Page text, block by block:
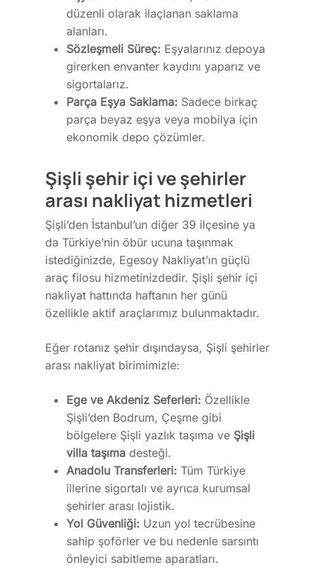
düzenli olarak ilaçlanan saklama
alanları.
Sözleşmeli Süreç: Eşyalarınız depoya
girerken envanter kaydını yaparız ve
sigortalarız.
Parça Eşya Saklama: Sadece birkaç
parça beyaz eşya veya mobilya için
ekonomik depo çözümler.
Şişli şehir içi ve şehirler
arası nakliyat hizmetleri
Şişli’den İstanbul’un diğer 39 ilçesine ya
da Türkiye’nin öbür ucuna taşınmak
istediğinizde, Egesoy Nakliyat’ın güçlü
araç filosu hizmetinizdedir. Şişli şehir içi
nakliyat hattında haftanın her günü
özellikle aktif araçlarımız bulunmaktadır.
Eğer rotanız şehir dışındaysa, Şişli şehirler
arası nakliyat birimimizle:
Ege ve Akdeniz Seferleri: Özellikle
Şişli’den Bodrum, Çeşme gibi
bölgelere Şişli yazlık taşıma ve Şişli
villa taşıma desteği.
Anadolu Transferleri: Tüm Türkiye
illerine sigortalı ve ayrıca kurumsal
şehirler arası lojistik.
Yol Güvenliği: Uzun yol tecrübesine
sahip şoförler ve bu nedenle sarsıntı
önleyici sabitleme aparatları.
Şehirlerarası Nakliyat
Fabrika Taşıma | %25
Şehir İçi Nakliyat
30 /A Maltepe İSTANBUL
egesoy@egesoy.com.tr
0532 744 49 16
0532 644 63 71